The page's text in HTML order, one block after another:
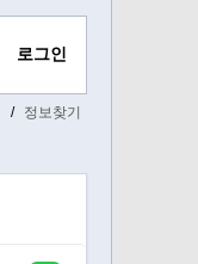
/ 정보찾기